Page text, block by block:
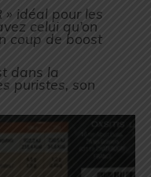
» idéal pour les
celui qu’on
coup de boost
dans la
puristes, son